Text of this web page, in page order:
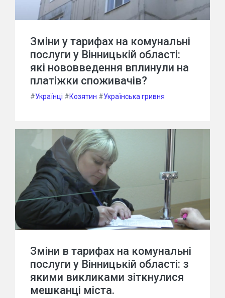
Зміни у тарифах на комунальні
послуги у Вінницькій області:
які нововведення вплинули на
платіжки споживачів?
#Українці #Козятин #Українська гривня
Зміни в тарифах на комунальні
послуги у Вінницькій області: з
якими викликами зіткнулися
мешканці міста.